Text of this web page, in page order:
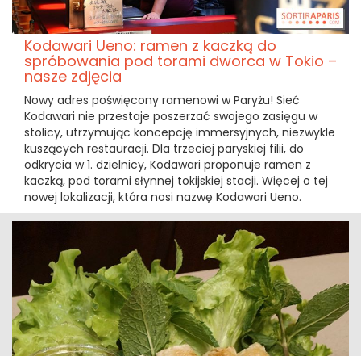
Kodawari Ueno: ramen z kaczką do
spróbowania pod torami dworca w Tokio –
nasze zdjęcia
Nowy adres poświęcony ramenowi w Paryżu! Sieć
Kodawari nie przestaje poszerzać swojego zasięgu w
stolicy, utrzymując koncepcję immersyjnych, niezwykle
kuszących restauracji. Dla trzeciej paryskiej filii, do
odkrycia w 1. dzielnicy, Kodawari proponuje ramen z
kaczką, pod torami słynnej tokijskiej stacji. Więcej o tej
nowej lokalizacji, która nosi nazwę Kodawari Ueno.